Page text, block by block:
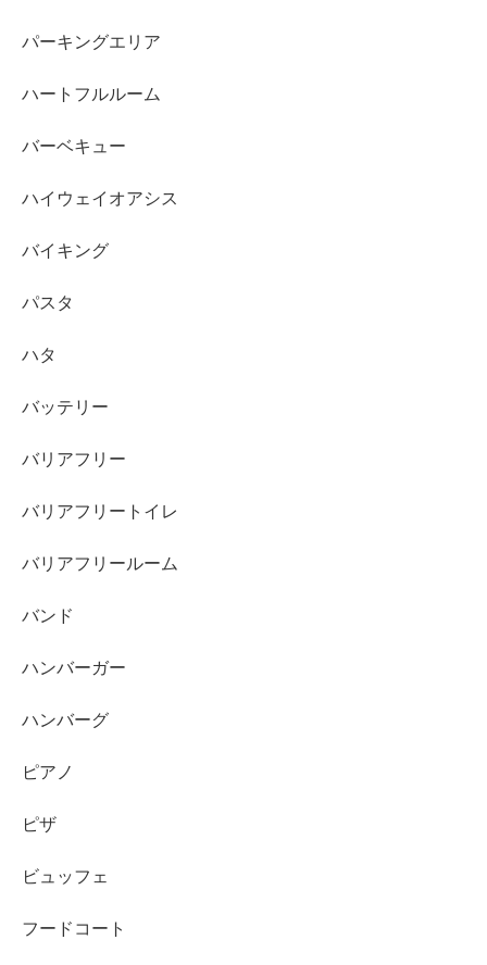
パーキングエリア
ハートフルルーム
バーベキュー
ハイウェイオアシス
バイキング
パスタ
ハタ
バッテリー
バリアフリー
バリアフリートイレ
バリアフリールーム
バンド
ハンバーガー
ハンバーグ
ピアノ
ピザ
ビュッフェ
フードコート